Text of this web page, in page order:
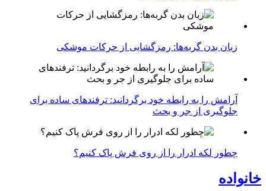
زبان بدن گربه‌ها: رمزگشایی از حرکات موشکی
آرامش را به رابطه خود برگردانید: ترفندهای ساده برای
جلوگیری از جر و بحث
چطور لکه ادرار را از روی فرش پاک کنیم؟
خانواده